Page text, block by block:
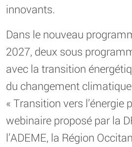
innovants.
Dans le nouveau
2027, deux sous
avec la transition
du changement
« Transition vers l’énergie
webinaire proposé par la
l’ADEME, la Région